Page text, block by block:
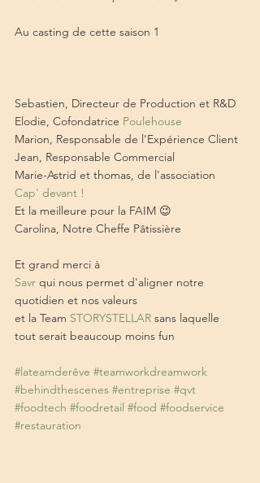
Au casting de cette saison 1
Sebastien, Directeur de Production et R&D
Elodie, Cofondatrice Poulehouse
Marion, Responsable de l'Expérience Client
Jean, Responsable Commercial
Marie-Astrid et thomas, de l'association
Cap'​ devant !
Et la meilleure pour la FAIM 😉
Carolina, Notre Cheffe Pâtissière
Et grand merci à
Savr qui nous permet d'aligner notre
quotidien et nos valeurs
et la Team STORYSTELLAR sans laquelle
tout serait beaucoup moins fun
#lateamderêve #teamworkdreamwork
#behindthescenes #entreprise #qvt
#foodtech #foodretail #food #foodservice
#restauration